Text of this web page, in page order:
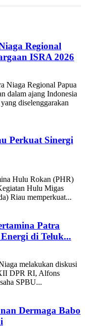
Regional
ISRA 2026
Niaga Regional Papua
dalam ajang Indonesia
diselenggarakan
Perkuat Sinergi
Hulu Rokan (PHR)
Hulu Migas
Riau memperkuat...
Patra
di Teluk...
melakukan diskusi
DPR RI, Alfons
SPBU...
Dermaga Babo